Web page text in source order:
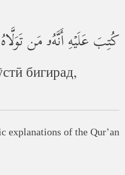
كُتِبَ عَلَیۡهِ أَنَّهُۥ مَن
бигирад,
explanations of the Qur’an: